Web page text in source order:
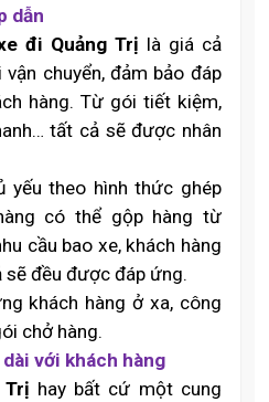
dẫn
đi Quảng Trị là giá cả
chuyển, đảm bảo đáp
hàng. Từ gói tiết kiệm,
tất cả sẽ được nhân
yếu theo hình thức ghép
có thể gộp hàng từ
cầu bao xe, khách hàng
sẽ đều được đáp ứng.
khách hàng ở xa, công
chở hàng.
với khách hàng
Trị hay bất cứ một cung